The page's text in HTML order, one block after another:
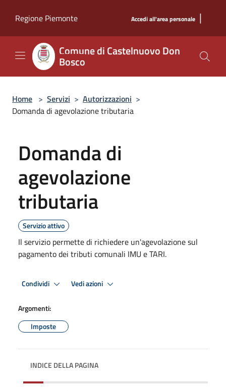
Regione Piemonte
Accedi all'area personale |
Comune di Castelnuovo Don
Bosco
Home > Servizi > Autorizzazioni >
Domanda di agevolazione tributaria
Domanda di
agevolazione
tributaria
Servizio attivo
Il servizio permette di richiedere un'agevolazione sul
pagamento dei tributi comunali IMU e TARI.
Condividi Vedi azioni
Argomenti:
Imposte
INDICE DELLA PAGINA